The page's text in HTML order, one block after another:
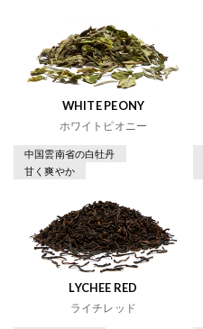
WHITE PEONY
ホワイトピオニー
中国雲南省の白牡丹
甘く爽やか
LYCHEE RED
ライチレッド